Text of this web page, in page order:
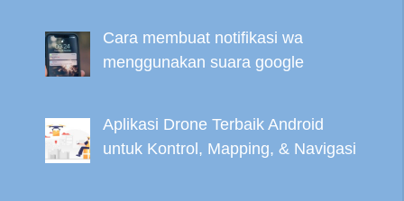
Cara membuat notifikasi wa
menggunakan suara google
Aplikasi Drone Terbaik Android
untuk Kontrol, Mapping, & Navigasi